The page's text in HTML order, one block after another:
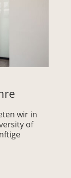
wir in
of